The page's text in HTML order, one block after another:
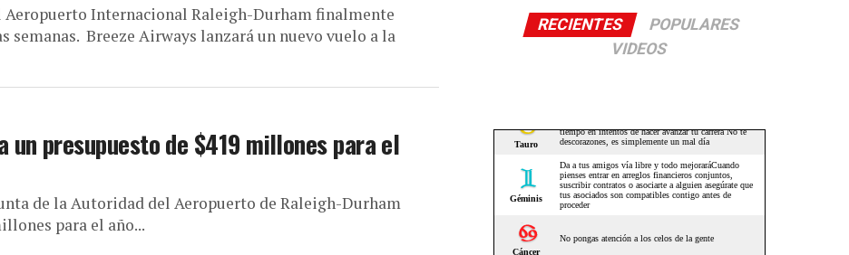
Internacional Raleigh-Durham finalmente
semanas. Breeze Airways lanzará un nuevo vuelo a la
presupuesto de $419 millones para el
de la Autoridad del Aeropuerto de Raleigh-Durham
para el año...
RECIENTES
POPULARES
VIDEOS